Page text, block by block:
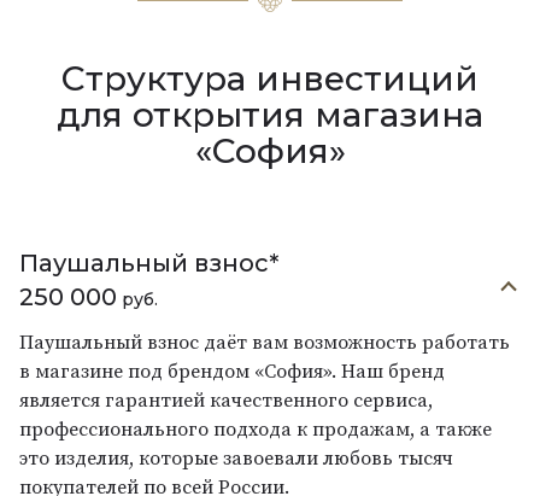
Структура инвестиций
для открытия магазина
«София»
Паушальный взнос*
250 000 руб.
Паушальный взнос даёт вам возможность работать
в магазине под брендом «София». Наш бренд
является гарантией качественного сервиса,
профессионального подхода к продажам, а также
это изделия, которые завоевали любовь тысяч
покупателей по всей России.